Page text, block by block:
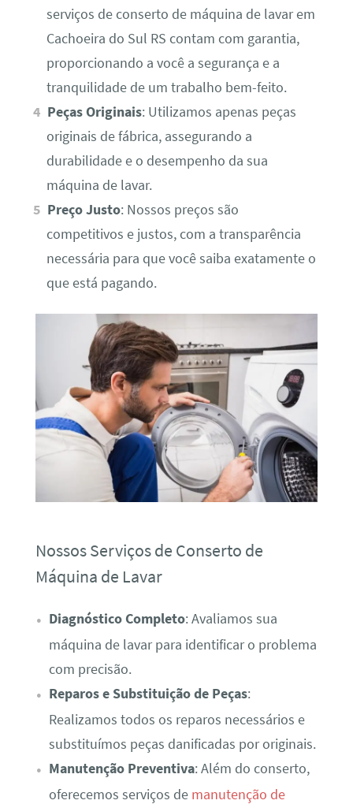
serviços de conserto de máquina de lavar em
Cachoeira do Sul RS contam com garantia,
proporcionando a você a segurança e a
tranquilidade de um trabalho bem-feito.
Peças Originais: Utilizamos apenas peças
originais de fábrica, assegurando a
durabilidade e o desempenho da sua
máquina de lavar.
Preço Justo: Nossos preços são
competitivos e justos, com a transparência
necessária para que você saiba exatamente o
que está pagando.
Nossos Serviços de Conserto de
Máquina de Lavar
Diagnóstico Completo: Avaliamos sua
máquina de lavar para identificar o problema
com precisão.
Reparos e Substituição de Peças:
Realizamos todos os reparos necessários e
substituímos peças danificadas por originais.
Manutenção Preventiva: Além do conserto,
oferecemos serviços de manutenção de